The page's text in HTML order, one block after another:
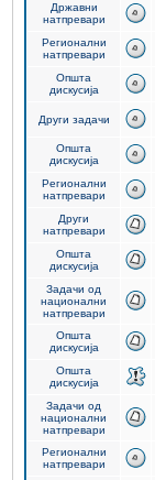
Државни
натпревари
Регионални
натпревари
Општа
дискусија
Други задачи
Општа
дискусија
Регионални
натпревари
Други
натпревари
Општа
дискусија
Задачи од
национални
натпревари
Општа
дискусија
Општа
дискусија
Задачи од
национални
натпревари
Регионални
натпревари